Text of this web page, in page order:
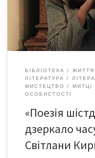
Миколайовича
Щербанюк, директор
БІБЛІОТЕКА ЖИТТЯ
ЛІТЕРАТУРА
МИСТЕЦТВО
МИТЦІ
ОСОБИСТОСТІ
«Поезія
дзеркало
Світлани